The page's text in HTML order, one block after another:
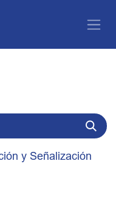
y Señalización